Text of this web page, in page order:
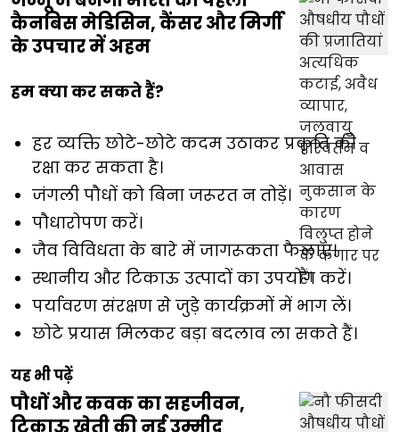
कैनबिस मेडिसिन, कैंसर और मिर्गी
के उपचार में अहम
हम क्या कर सकते हैं?
हर व्यक्ति छोटे-छोटे कदम उठाकर प्रकृति की
रक्षा कर सकता है।
जंगली पौधों को बिना जरूरत न तोड़ें।
पौधारोपण करें।
जैव विविधता के बारे में जागरूकता फैलाएं।
स्थानीय और टिकाऊ उत्पादों का उपयोग करें।
पर्यावरण संरक्षण से जुड़े कार्यक्रमों में भाग लें।
छोटे प्रयास मिलकर बड़ा बदलाव ला सकते हैं।
यह भी पढ़ें
पौधों और कवक का सहजीवन,
टिकाऊ खेती की नई उम्मीद